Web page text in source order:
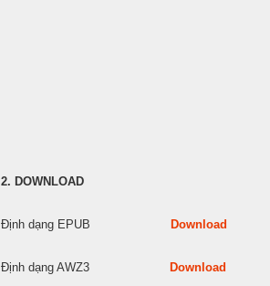
2. DOWNLOAD
Định dạng EPUB Download
Định dạng AWZ3 Download